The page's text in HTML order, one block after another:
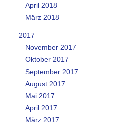
April 2018
März 2018
2017
November 2017
Oktober 2017
September 2017
August 2017
Mai 2017
April 2017
März 2017